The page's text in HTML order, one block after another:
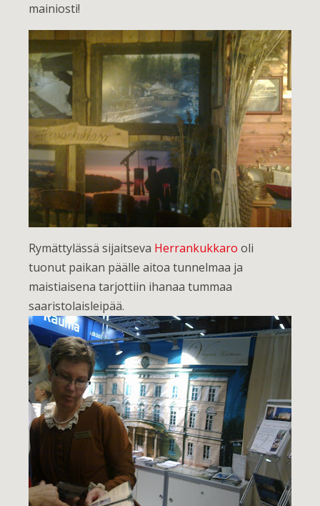
mainiosti!
Rymättylässä sijaitseva Herrankukkaro oli
tuonut paikan päälle aitoa tunnelmaa ja
maistiaisena tarjottiin ihanaa tummaa
saaristolaisleipää.